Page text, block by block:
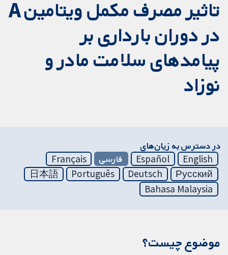
تاثیر مصرف مکمل ویتامین A
در دوران بارداری بر
پیامدهای سلامت مادر و
نوزاد
در دسترس به زیان‌های
English
Español فارسی
Français
Русский
Deutsch
Português
日本語
Bahasa Malaysia
موضوع چیست؟